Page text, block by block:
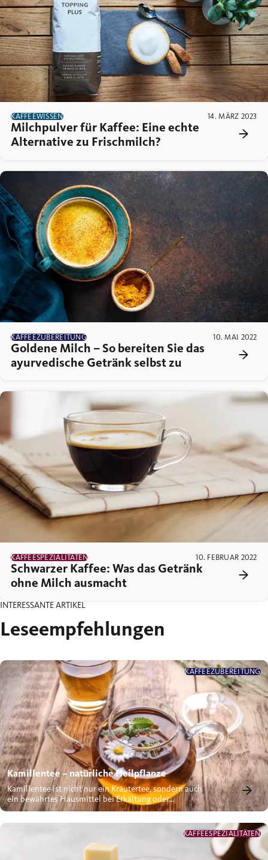
KAFFEEWISSEN 14. MÄRZ 2023
Milchpulver für Kaffee: Eine echte
Alternative zu Frischmilch?
KAFFEEZUBEREITUNG 10. MAI 2022
Goldene Milch – So bereiten Sie das
ayurvedische Getränk selbst zu
KAFFEESPEZIALITÄTEN 10. FEBRUAR 2022
Schwarzer Kaffee: Was das Getränk
ohne Milch ausmacht
INTERESSANTE ARTIKEL
Leseempfehlungen
KAFFEEZUBEREITUNG
Kamillentee – natürliche Heilpflanze
Kamillentee ist nicht nur ein Kräutertee, sondern auch
ein bewährtes Hausmittel bei Erkältung oder...
KAFFEESPEZIALITÄTEN